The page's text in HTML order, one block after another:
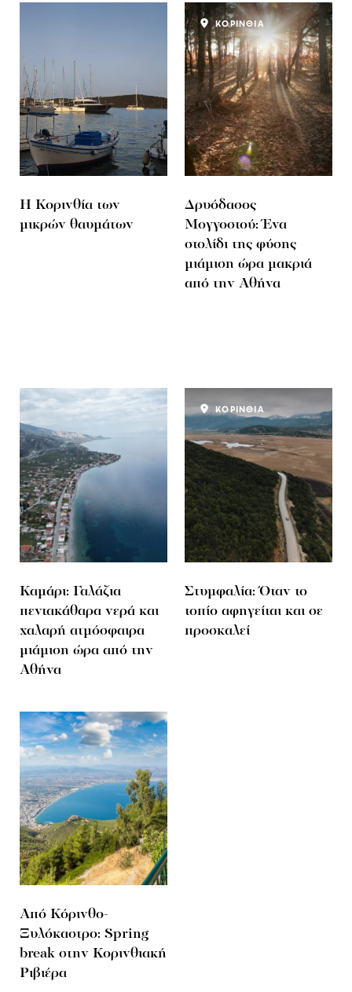
Η Κορινθία των
μικρών θαυμάτων
Δρυόδασος
Μογγοστού: Ένα
στολίδι της φύσης
μιάμιση ώρα μακριά
από την Αθήνα
ΚΟΡΙΝΘΙΑ
Καμάρι: Γαλάζια
πεντακάθαρα νερά και
χαλαρή ατμόσφαιρα
μιάμιση ώρα από την
Αθήνα
Στυμφαλία: Όταν το
τοπίο αφηγείται και σε
προσκαλεί
ΚΟΡΙΝΘΙΑ
Από Κόρινθο-
Ξυλόκαστρο: Spring
break στην Κορινθιακή
Ριβιέρα